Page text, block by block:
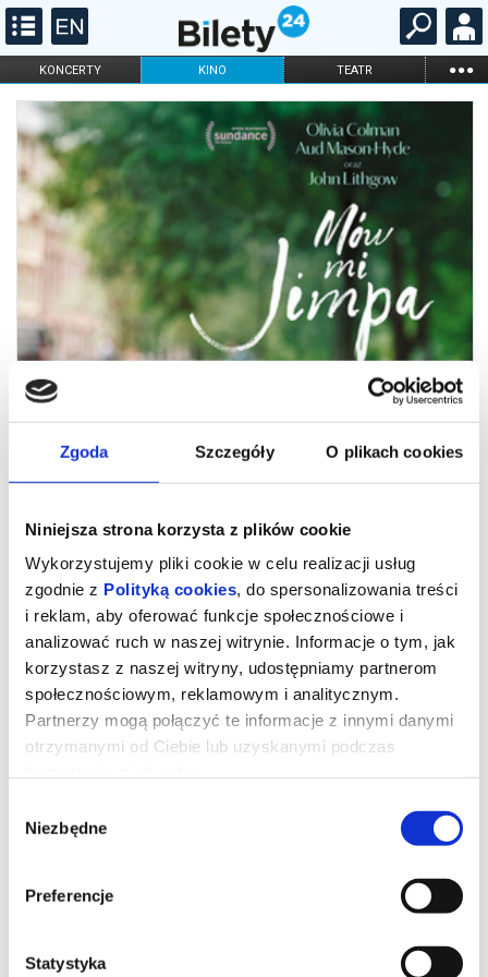
Zgoda Szczegóły O plikach cookies
Niniejsza strona korzysta z plików cookie
Wykorzystujemy pliki cookie w celu realizacji usług
zgodnie z Polityką cookies, do spersonalizowania treści
i reklam, aby oferować funkcje społecznościowe i
analizować ruch w naszej witrynie. Informacje o tym, jak
korzystasz z naszej witryny, udostępniamy partnerom
społecznościowym, reklamowym i analitycznym.
Partnerzy mogą połączyć te informacje z innymi danymi
otrzymanymi od Ciebie lub uzyskanymi podczas
zgody
Niezbędne
Preferencje
Statystyka
KONCERTY KINO TEATR ...
FILHARMONIA OPERA I BALET
STAND-UP
DLA DZIECI
ONLINE KARNETY
Reżyserka Hannah (Olivia Colman) podróżuje z mężem Harrym
(Daniel Henshall) i nastoletnim dzieckiem Frances (Aud Mason-
Hyde) z Australii do Amsterdamu, by odwiedzić swojego ojca,
dziadkiem na dłużej, Hannah musi zmierzyć się z trudną rodzinną
przeszłością, pełną niewypowiedzianych żalów i decyzji, których